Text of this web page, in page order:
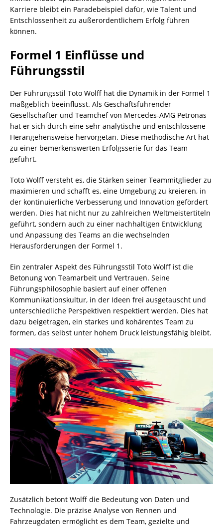
Karriere bleibt ein Paradebeispiel dafür, wie Talent und
Entschlossenheit zu außerordentlichem Erfolg führen
können.
Formel 1 Einflüsse und
Führungsstil
Der Führungsstil Toto Wolff hat die Dynamik in der Formel 1
maßgeblich beeinflusst. Als Geschäftsführender
Gesellschafter und Teamchef von Mercedes-AMG Petronas
hat er sich durch eine sehr analytische und entschlossene
Herangehensweise hervorgetan. Diese methodische Art hat
zu einer bemerkenswerten Erfolgsserie für das Team
geführt.
Toto Wolff versteht es, die Stärken seiner Teammitglieder zu
maximieren und schafft es, eine Umgebung zu kreieren, in
der kontinuierliche Verbesserung und Innovation gefördert
werden. Dies hat nicht nur zu zahlreichen Weltmeistertiteln
geführt, sondern auch zu einer nachhaltigen Entwicklung
und Anpassung des Teams an die wechselnden
Herausforderungen der Formel 1.
Ein zentraler Aspekt des Führungsstil Toto Wolff ist die
Betonung von Teamarbeit und Vertrauen. Seine
Führungsphilosophie basiert auf einer offenen
Kommunikationskultur, in der Ideen frei ausgetauscht und
unterschiedliche Perspektiven respektiert werden. Dies hat
dazu beigetragen, ein starkes und kohärentes Team zu
formen, das selbst unter hohem Druck leistungsfähig bleibt.
Zusätzlich betont Wolff die Bedeutung von Daten und
Technologie. Die präzise Analyse von Rennen und
Fahrzeugdaten ermöglicht es dem Team, gezielte und